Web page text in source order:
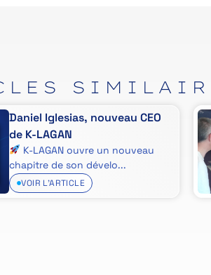
Daniel Iglesias, nouveau CEO
de K-LAGAN
K-LAGAN ouvre un nouveau
chapitre de son dévelo...
VOIR L'ARTICLE